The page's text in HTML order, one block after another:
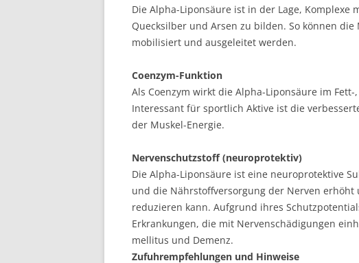
Die Alpha-Liponsäure ist in der Lage, Komplexe
Quecksilber und Arsen zu bilden. So können
mobilisiert und ausgeleitet werden.
Coenzym-Funktion
Als Coenzym wirkt die Alpha-Liponsäure im
Interessant für sportlich Aktive ist die
der Muskel-Energie.
Nervenschutzstoff (neuroprotektiv)
Die Alpha-Liponsäure ist eine neuroprotektive
und die Nährstoffversorgung der Nerven
reduzieren kann. Aufgrund ihres
Erkrankungen, die mit Nervenschädigungen
mellitus und Demenz.
Zufuhrempfehlungen und Hinweise